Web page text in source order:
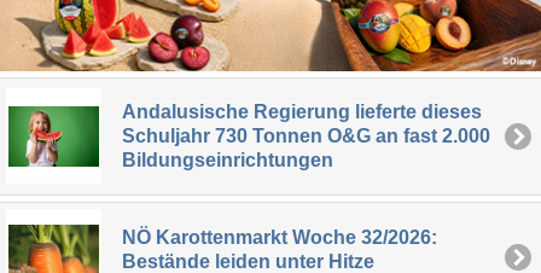
Andalusische Regierung lieferte dieses
Schuljahr 730 Tonnen O&G an fast 2.000
Bildungseinrichtungen
NÖ Karottenmarkt Woche 32/2026:
Bestände leiden unter Hitze